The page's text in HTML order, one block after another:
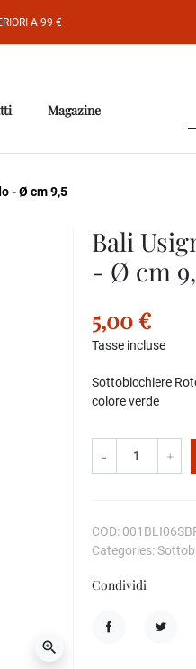
A 99 €
Magazine
- Ø cm 9,5
zoom_in
Bali
- Ø cm
5,00 €
Tasse incluse
Sottobicchiere
colore verde
- +
COD:
Categories:
Condividi